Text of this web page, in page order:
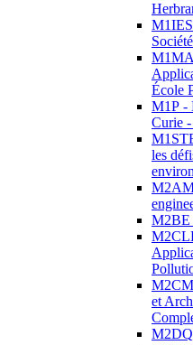
École
M1P -
Curie
les
M2BE
et